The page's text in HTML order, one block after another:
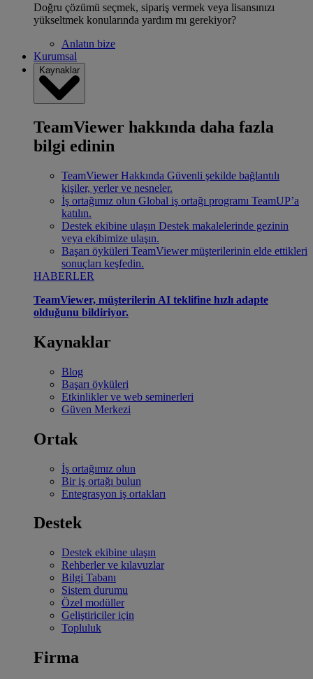
Doğru çözümü seçmek, sipariş vermek veya lisansınızı
yükseltmek konularında yardım mı gerekiyor?
Anlatın bize
Kurumsal
Kaynaklar
TeamViewer hakkında daha fazla
bilgi edinin
TeamViewer Hakkında Güvenli şekilde bağlantılı
kişiler, yerler ve nesneler.
İş ortağımız olun Global iş ortağı programı TeamUP’a
katılın.
Destek ekibine ulaşın Destek makalelerinde gezinin
veya ekibimize ulaşın.
Başarı öyküleri TeamViewer müşterilerinin elde ettikleri
sonuçları keşfedin.
HABERLER
TeamViewer, müşterilerin AI teklifine hızlı adapte
olduğunu bildiriyor.
Kaynaklar
Blog
Başarı öyküleri
Etkinlikler ve web seminerleri
Güven Merkezi
Ortak
İş ortağımız olun
Bir iş ortağı bulun
Entegrasyon iş ortakları
Destek
Destek ekibine ulaşın
Rehberler ve kılavuzlar
Bilgi Tabanı
Sistem durumu
Özel modüller
Geliştiriciler için
Topluluk
Firma